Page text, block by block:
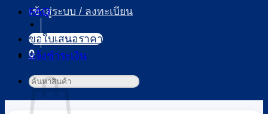
เข้าสู่ระบบ / ลงทะเบียน
0
FAQ
ขอใบเสนอราคา
แจ้งชำระเงิน
ค้นหา: